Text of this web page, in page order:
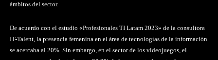
ámbitos del sector.
De acuerdo con el estudio «Profesionales TI Latam 2023» de la consultora
IT-Talent, la presencia femenina en el área de tecnologías de la información
se acercaba al 20%. Sin embargo, en el sector de los videojuegos, el